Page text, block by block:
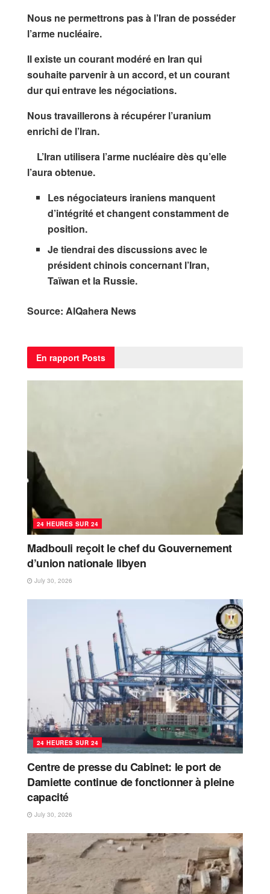
Nous ne permettrons pas à l’Iran de posséder
l’arme nucléaire.
Il existe un courant modéré en Iran qui
souhaite parvenir à un accord, et un courant
dur qui entrave les négociations.
Nous travaillerons à récupérer l’uranium
enrichi de l’Iran.
L’Iran utilisera l’arme nucléaire dès qu’elle
l’aura obtenue.
Les négociateurs iraniens manquent
d’intégrité et changent constamment de
position.
Je tiendrai des discussions avec le
président chinois concernant l’Iran,
Taïwan et la Russie.
Source: AlQahera News
En rapport Posts
24 HEURES SUR 24
Madbouli reçoit le chef du Gouvernement
d’union nationale libyen
July 30, 2026
24 HEURES SUR 24
Centre de presse du Cabinet: le port de
Damiette continue de fonctionner à pleine
capacité
July 30, 2026